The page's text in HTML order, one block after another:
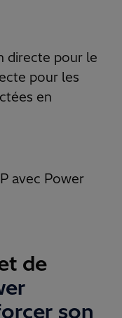
directe pour le
pour les
en
de
son